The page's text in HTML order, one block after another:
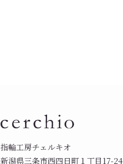
指輪工房チェルキオ
新潟県三条市西四日町１丁目17-24